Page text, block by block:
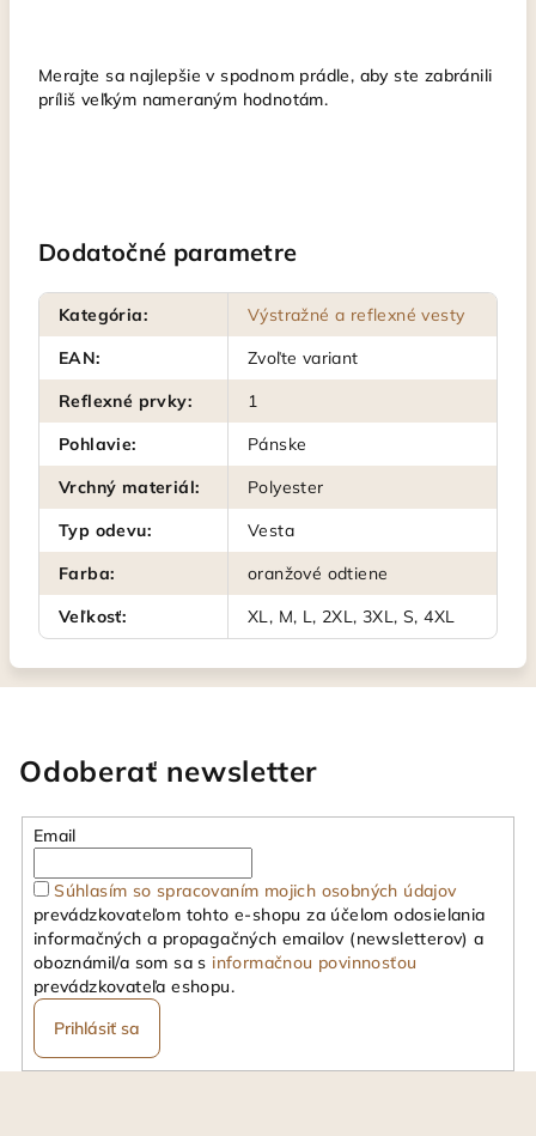
Merajte sa najlepšie v spodnom prádle, aby ste zabránili
príliš veľkým nameraným hodnotám.
Dodatočné parametre
Kategória:
Výstražné a reflexné vesty
EAN:
Zvoľte variant
Reflexné prvky:
1
Pohlavie:
Pánske
Vrchný materiál:
Polyester
Typ odevu:
Vesta
Farba:
oranžové odtiene
Veľkosť: XL, M, L, 2XL, 3XL, S, 4XL
Odoberať newsletter
Email
Súhlasím so spracovaním mojich osobných údajov
prevádzkovateľom tohto e-shopu za účelom odosielania
informačných a propagačných emailov (newsletterov) a
oboznámil/a som sa s informačnou povinnosťou
prevádzkovateľa eshopu.
Prihlásiť sa